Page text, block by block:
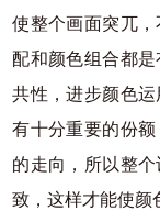
使整个画面突兀
配和颜色组合都
共性，进步颜色
有十分重要的份
的走向，所以整
致，这样才能使颜